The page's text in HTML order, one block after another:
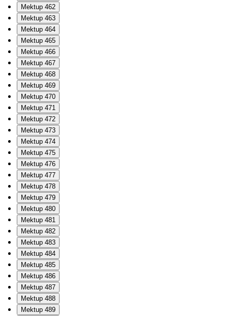
Mektup 462
Mektup 463
Mektup 464
Mektup 465
Mektup 466
Mektup 467
Mektup 468
Mektup 469
Mektup 470
Mektup 471
Mektup 472
Mektup 473
Mektup 474
Mektup 475
Mektup 476
Mektup 477
Mektup 478
Mektup 479
Mektup 480
Mektup 481
Mektup 482
Mektup 483
Mektup 484
Mektup 485
Mektup 486
Mektup 487
Mektup 488
Mektup 489